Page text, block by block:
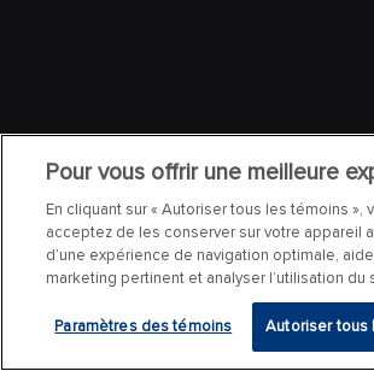
Pour vous offrir une meilleure
En cliquant sur « Autoriser tous les témoins »,
acceptez de les conserver sur votre appareil
d’une expérience de navigation optimale,
marketing pertinent et analyser l’utilisation du
Paramètres des témoins Autoriser tous